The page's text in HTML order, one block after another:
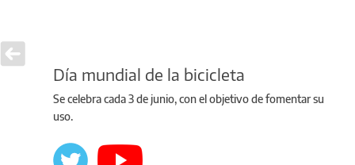
Día mundial de la bicicleta
Se celebra cada 3 de junio, con el objetivo de fomentar su
uso.